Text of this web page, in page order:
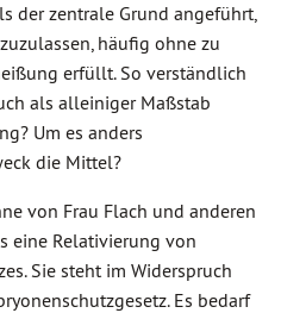
der zentrale Grund angeführt,
häufig ohne zu
erfüllt. So verständlich
als alleiniger Maßstab
Um es anders
die Mittel?
von Frau Flach und anderen
eine Relativierung von
Sie steht im Widerspruch
Es bedarf